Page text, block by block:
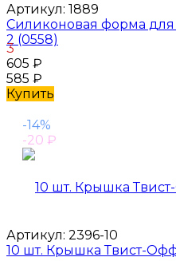
Артикул: 1889
Силиконовая форма
2 (0558)
3
605 ₽
585 ₽
Купить
-14%
-20 ₽
Артикул: 2396-10
10 шт. Крышка Твист-